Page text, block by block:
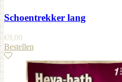
Schoentrekker lang
€9,00
Bestellen